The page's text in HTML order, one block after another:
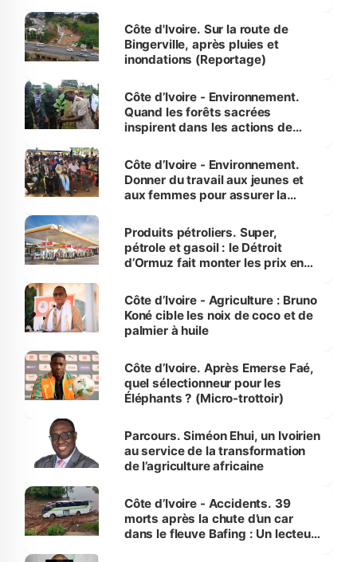
(Alassane Ouattara
Côte d'Ivoire. Sur la route de
Bingerville, après pluies et
inondations (Reportage)
Côte d’Ivoire - Environnement.
Quand les forêts sacrées
inspirent dans les actions de
Côte d’Ivoire - Environnement.
Donner du travail aux jeunes et
aux femmes pour assurer la
menacées
Produits pétroliers. Super,
pétrole et gasoil : le Détroit
d’Ormuz fait monter les prix en
Côte d’Ivoire - Agriculture : Bruno
Koné cible les noix de coco et de
palmier à huile
Côte d’Ivoire. Après Emerse Faé,
quel sélectionneur pour les
Éléphants ? (Micro-trottoir)
Parcours. Siméon Ehui, un Ivoirien
au service de la transformation
de l’agriculture africaine
Côte d’Ivoire - Accidents. 39
morts après la chute d’un car
dans le fleuve Bafing : Un lecteur